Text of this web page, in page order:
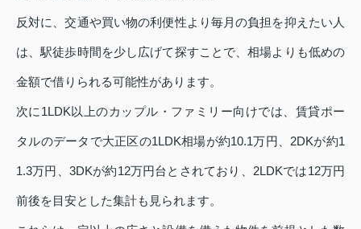
反対に、交通や買い物の利便性より毎月の負担を抑えたい人
は、駅徒歩時間を少し広げて探すことで、相場よりも低めの
金額で借りられる可能性があります。
次に1LDK以上のカップル・ファミリー向けでは、賃貸ポー
タルのデータで大正区の1LDK相場が約10.1万円、2DKが約1
1.3万円、3DKが約12万円台とされており、2LDKでは12万円
前後を目安とした集計も見られます。